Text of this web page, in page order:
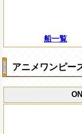
船一覧
アニメワンピー